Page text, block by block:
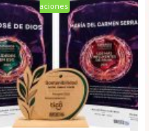
aciones